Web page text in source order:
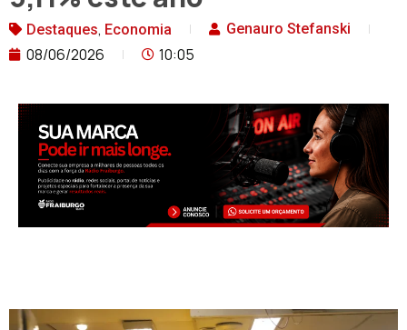
Destaques, Economia Genauro Stefanski
08/06/2026 10:05